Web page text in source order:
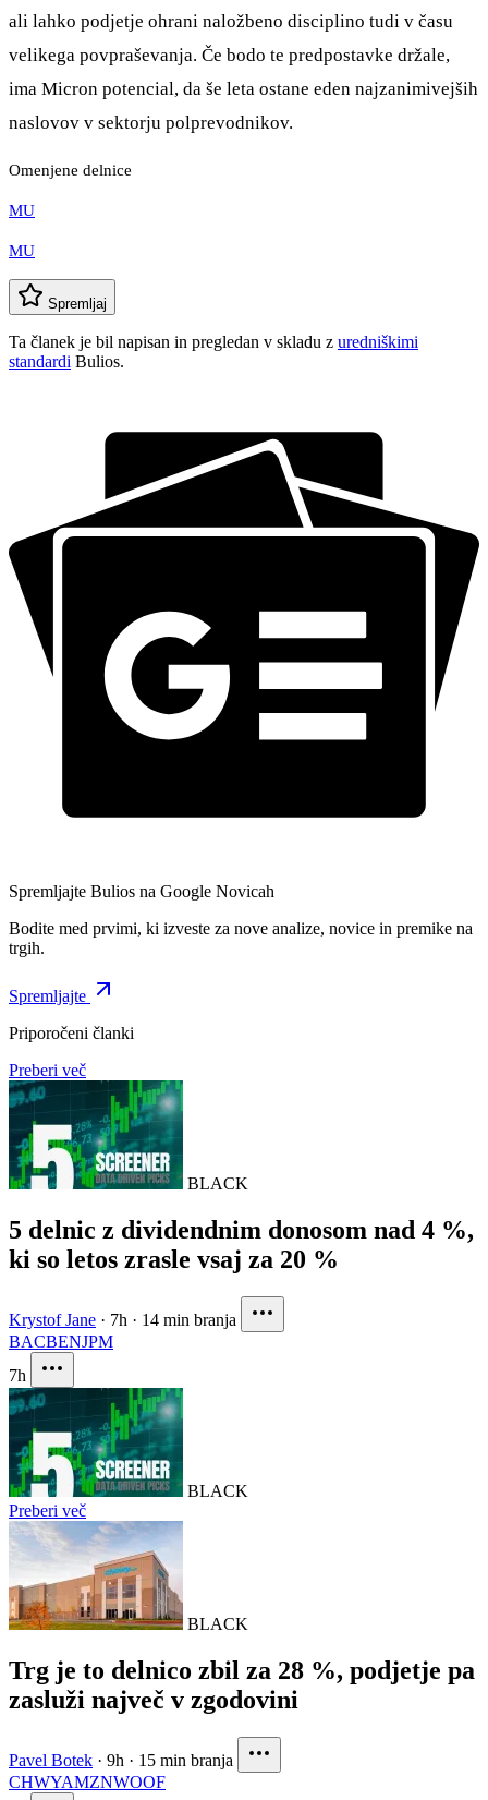
ali lahko podjetje ohrani naložbeno disciplino tudi v času
velikega povpraševanja. Če bodo te predpostavke držale,
ima Micron potencial, da še leta ostane eden najzanimivejših
naslovov v sektorju polprevodnikov.
Omenjene delnice
MU
MU
Spremljaj
Ta članek je bil napisan in pregledan v skladu z uredniškimi
standardi Bulios.
Spremljajte Bulios na Google Novicah
Bodite med prvimi, ki izveste za nove analize, novice in premike na
trgih.
Spremljajte
Priporočeni članki
Preberi več
BLACK
5 delnic z dividendnim donosom nad 4 %,
ki so letos zrasle vsaj za 20 %
Krystof Jane · 7h · 14 min branja
BACBENJPM
7h
BLACK
Preberi več
BLACK
Trg je to delnico zbil za 28 %, podjetje pa
zasluži največ v zgodovini
Pavel Botek · 9h · 15 min branja
CHWYAMZNWOOF